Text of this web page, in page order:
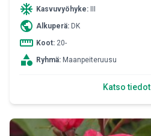
ac_unit Kasvuvyöhyke:
public Alkuperä: DK
straighten Koot: 20-
category Ryhmä: Maanpeiteruusu
Katso tiedot